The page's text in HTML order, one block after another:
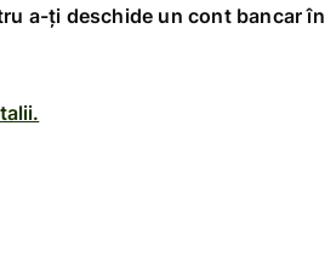
a-ți deschide un cont bancar în